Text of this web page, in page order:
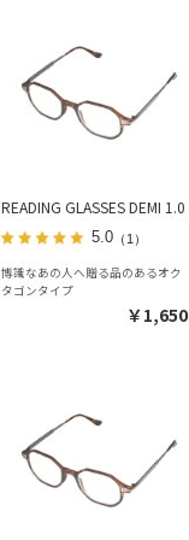
READING GLASSES DEMI 1.0
5.0（1）
博識なあの人へ贈る品のあるオク
タゴンタイプ
￥1,650